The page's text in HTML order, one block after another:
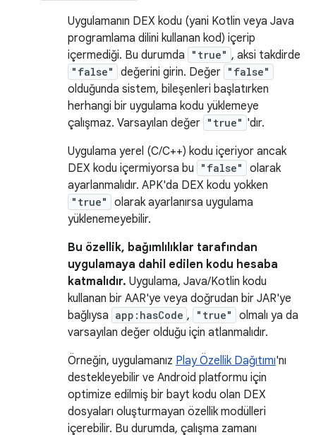
Uygulamanın DEX kodu (yani Kotlin veya Java
programlama dilini kullanan kod) içerip
içermediği. Bu durumda
"true" , aksi takdirde
"false" değerini girin. Değer "false"
olduğunda sistem, bileşenleri başlatırken
herhangi bir uygulama kodu yüklemeye
çalışmaz. Varsayılan değer "true" 'dır.
Uygulama yerel (C/C++) kodu içeriyor ancak
DEX kodu içermiyorsa bu
"false"
olarak
ayarlanmalıdır. APK'da DEX kodu yokken
"true"
olarak ayarlanırsa uygulama
yüklenemeyebilir.
Bu özellik, bağımlılıklar tarafından
uygulamaya dahil edilen kodu hesaba
katmalıdır. Uygulama, Java/Kotlin kodu
kullanan bir AAR'ye veya doğrudan bir JAR'ye
bağlıysa app:hasCode , "true"
olmalı ya da
varsayılan değer olduğu için atlanmalıdır.
Örneğin, uygulamanız Play Özellik Dağıtımı'nı
destekleyebilir ve Android platformu için
optimize edilmiş bir bayt kodu olan DEX
dosyaları oluşturmayan özellik modülleri
içerebilir. Bu durumda, çalışma zamanı